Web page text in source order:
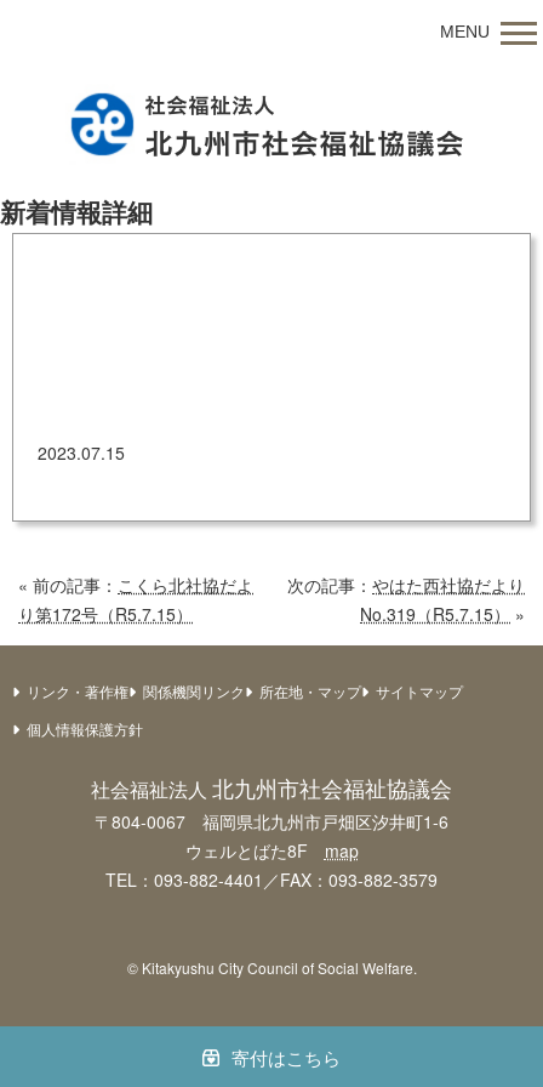
MENU
新着情報詳細
2023.07.15
« 前の記事： こくら北社協だよ
り第172号（R5.7.15）
次の記事： やはた西社協だより
No.319（R5.7.15）
»
リンク・著作権 関係機関リンク 所在地・マップ
サイトマップ
個人情報保護方針
社会福祉法人 北九州市社会福祉協議会
〒804-0067 福岡県北九州市戸畑区汐井町1-6
ウェルとばた8F map
TEL：093-882-4401／FAX：093-882-3579
© Kitakyushu City Council of Social Welfare.
寄付はこちら